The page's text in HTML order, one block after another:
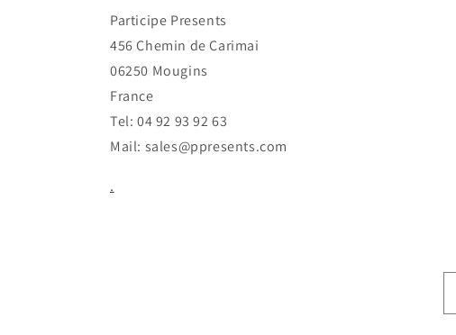
Participe Presents
456 Chemin de Carimai
06250 Mougins
France
Tel: 04 92 93 92 63
Mail: sales@ppresents.com
.